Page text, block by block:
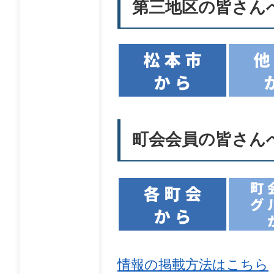
第三地区の皆さん
町会会員の皆さん
情報の掲載方法はこちら